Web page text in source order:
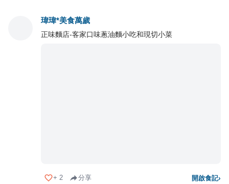
瑋瑋*美食萬歲
正味麵店-客家口味蔥油麵小吃和現切小菜
+ 2 分享 開啟食記›